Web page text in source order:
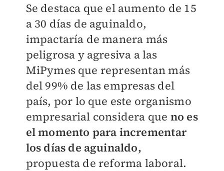
Se destaca que el aumento de 15
a 30 días de aguinaldo,
impactaría de manera más
peligrosa y agresiva a las
MiPymes que representan más
del 99% de las empresas del
país, por lo que este organismo
empresarial considera que no es
el momento para incrementar
los días de aguinaldo,
propuesta de reforma laboral.